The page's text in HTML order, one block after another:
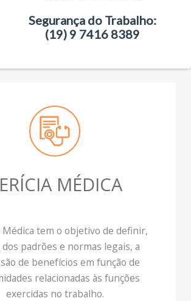
MÉDICA
Médica tem o objetivo de definir,
padrões e normas legais, a
de benefícios em função de
relacionadas às funções
exercidas no trabalho.
Segurança do Trabalho:
(19) 9 7416 8389